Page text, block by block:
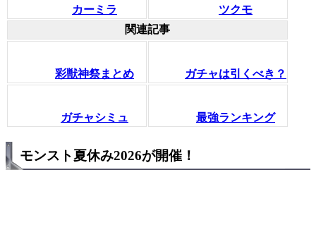
カーミラ
ツクモ
関連記事
彩獣神祭まとめ ガチャは引くべき？
ガチャシミュ 最強ランキング
モンスト夏休み2026が開催！